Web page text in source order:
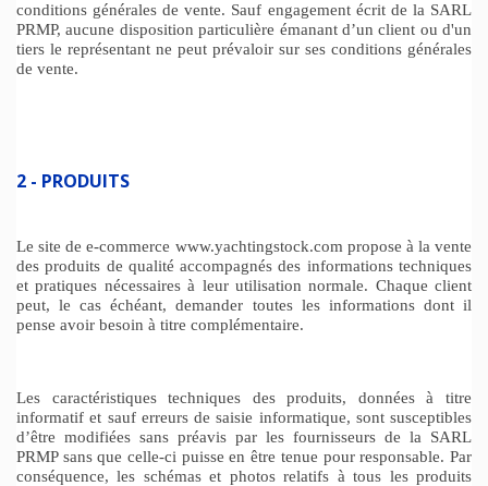
conditions générales de vente. Sauf engagement écrit de la SARL
PRMP, aucune disposition particulière émanant d’un client ou d'un
tiers le représentant ne peut prévaloir sur ses conditions générales
de vente.
2 - PRODUITS
Le site de e-commerce www.yachtingstock.com propose à la vente
des produits de qualité accompagnés des informations techniques
et pratiques nécessaires à leur utilisation normale. Chaque client
peut, le cas échéant, demander toutes les informations dont il
pense avoir besoin à titre complémentaire.
Les caractéristiques techniques des produits, données à titre
informatif et sauf erreurs de saisie informatique, sont susceptibles
d’être modifiées sans préavis par les fournisseurs de la SARL
PRMP sans que celle-ci puisse en être tenue pour responsable. Par
conséquence, les schémas et photos relatifs à tous les produits